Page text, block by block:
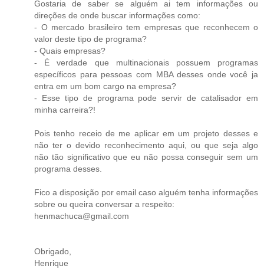
Gostaria de saber se alguém ai tem informações ou
direções de onde buscar informações como:
- O mercado brasileiro tem empresas que reconhecem o
valor deste tipo de programa?
- Quais empresas?
- É verdade que multinacionais possuem programas
específicos para pessoas com MBA desses onde você ja
entra em um bom cargo na empresa?
- Esse tipo de programa pode servir de catalisador em
minha carreira?!
Pois tenho receio de me aplicar em um projeto desses e
não ter o devido reconhecimento aqui, ou que seja algo
não tão significativo que eu não possa conseguir sem um
programa desses.
Fico a disposição por email caso alguém tenha informações
sobre ou queira conversar a respeito:
henmachuca@gmail.com
Obrigado,
Henrique